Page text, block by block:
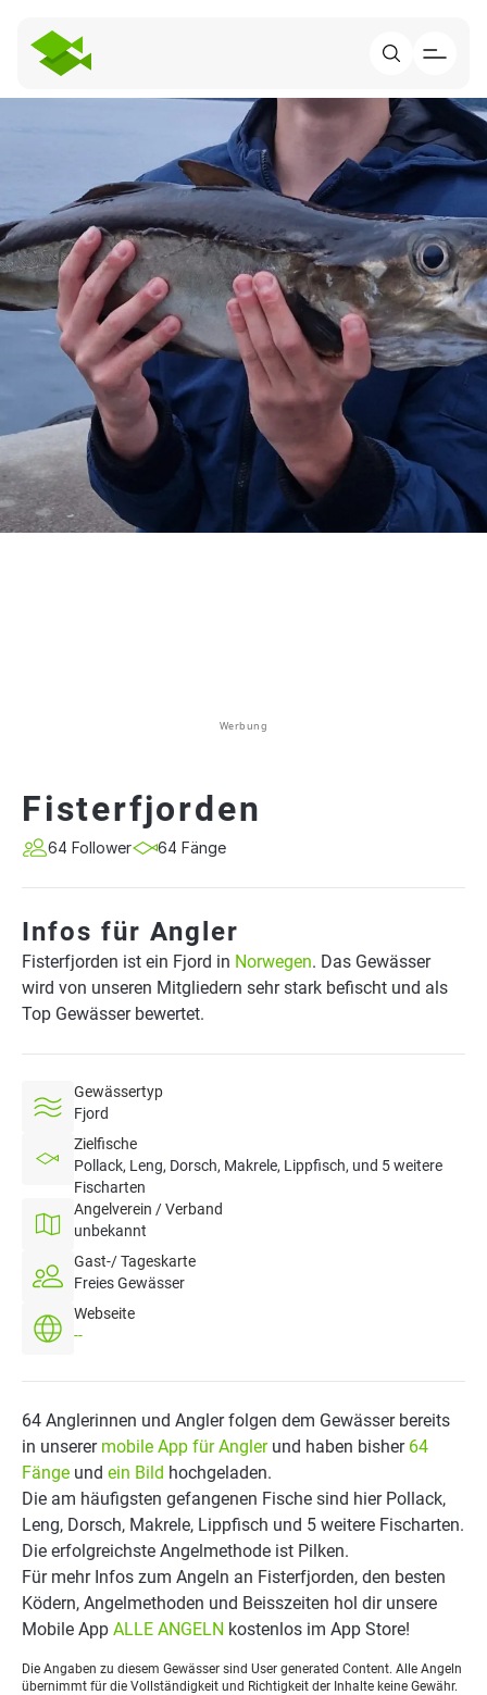
Werbung
Fisterfjorden
64 Follower 64 Fänge
Infos für Angler
Fisterfjorden ist ein Fjord in Norwegen. Das Gewässer
wird von unseren Mitgliedern sehr stark befischt und als
Top Gewässer bewertet.
Gewässertyp
Fjord
Zielfische
Pollack, Leng, Dorsch, Makrele, Lippfisch, und 5 weitere
Fischarten
Angelverein / Verband
unbekannt
Gast-/ Tageskarte
Freies Gewässer
Webseite
--
64 Anglerinnen und Angler folgen dem Gewässer bereits
in unserer mobile App für Anglerund haben bisher 64
Fänge und ein Bild hochgeladen.
Die am häufigsten gefangenen Fische sind hier Pollack,
Leng, Dorsch, Makrele, Lippfisch und 5 weitere Fischarten.
Die erfolgreichste Angelmethode ist Pilken.
Für mehr Infos zum Angeln an Fisterfjorden, den besten
Ködern, Angelmethoden und Beisszeiten hol dir unsere
Mobile App ALLE ANGELN kostenlos im App Store!
Die Angaben zu diesem Gewässer sind User generated Content. Alle Angeln
übernimmt für die Vollständigkeit und Richtigkeit der Inhalte keine Gewähr.